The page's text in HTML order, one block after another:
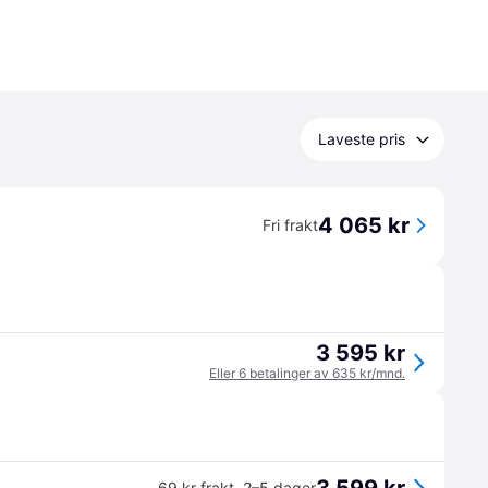
Laveste pris
Fri frakt4 065 kr
3 595 kr
Eller 6 betalinger av 635 kr/mnd.